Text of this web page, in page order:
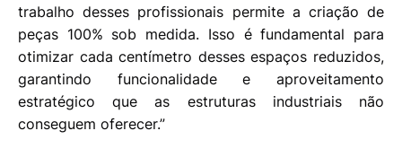
trabalho desses profissionais permite a criação de
peças 100% sob medida. Isso é fundamental para
otimizar cada centímetro desses espaços reduzidos,
garantindo funcionalidade e aproveitamento
estratégico que as estruturas industriais não
conseguem oferecer.”